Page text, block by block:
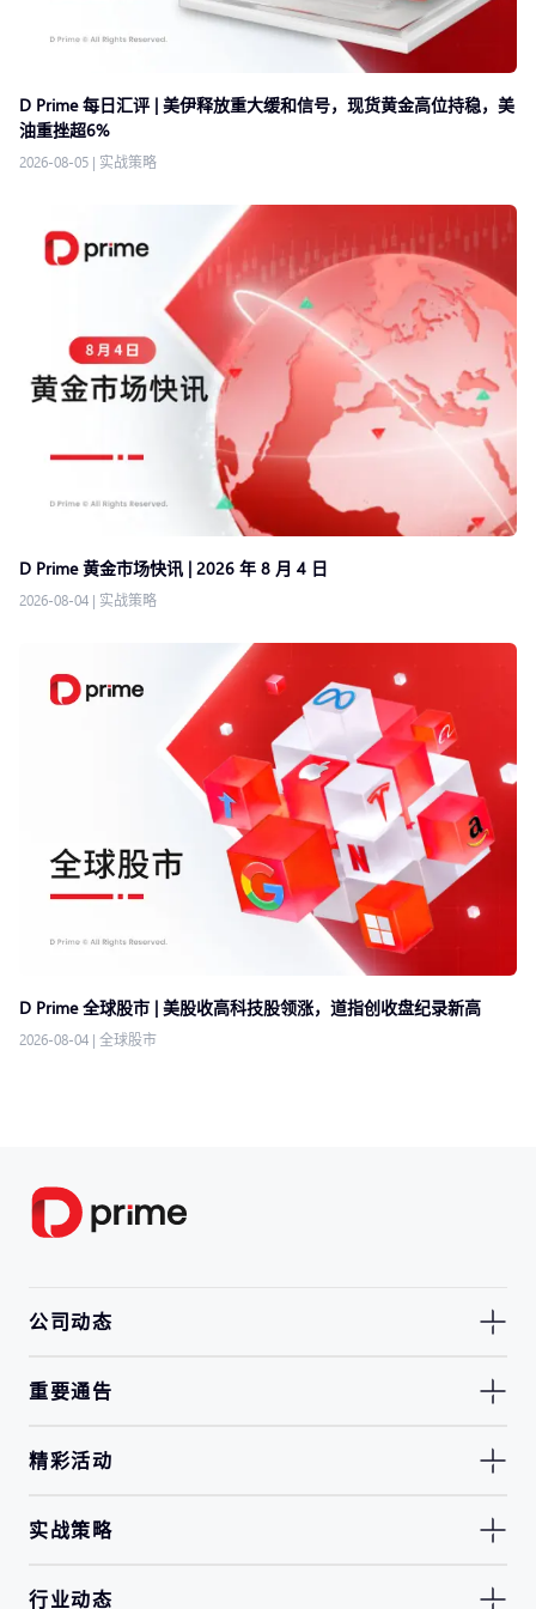
D Prime 每日汇评 | 美伊释放重大缓和信号，现货黄金高位持稳，美
油重挫超6%
2026-08-05 | 实战策略
D Prime 黄金市场快讯 | 2026 年 8 月 4 日
2026-08-04 | 实战策略
D Prime 全球股市 | 美股收高科技股领涨，道指创收盘纪录新高
2026-08-04 | 全球股市
公司动态
重要通告
精彩活动
实战策略
行业动态